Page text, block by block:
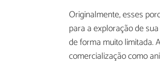
Originalmente, esses
para a exploração de
de forma muito limitada.
comercialização como